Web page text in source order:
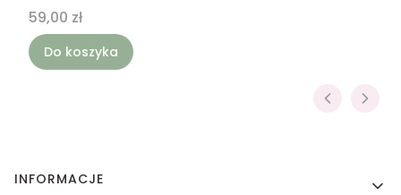
Cena
59,00 zł
Do koszyka
Linki w stopce
INFORMACJE